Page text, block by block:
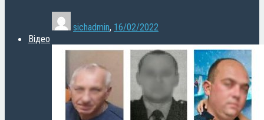
sichadmin, 16/02/2022
Відео